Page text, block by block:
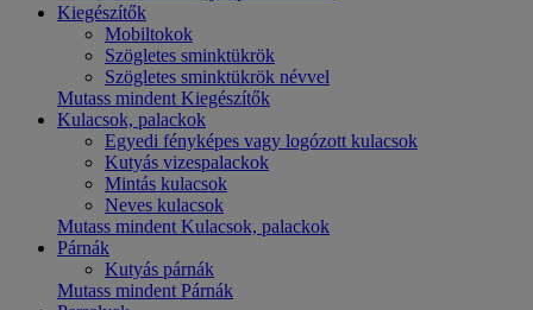
Kiegészítők
Mobiltokok
Szögletes sminktükrök
Szögletes sminktükrök névvel
Mutass mindent Kiegészítők
Kulacsok, palackok
Egyedi fényképes vagy logózott kulacsok
Kutyás vizespalackok
Mintás kulacsok
Neves kulacsok
Mutass mindent Kulacsok, palackok
Párnák
Kutyás párnák
Mutass mindent Párnák